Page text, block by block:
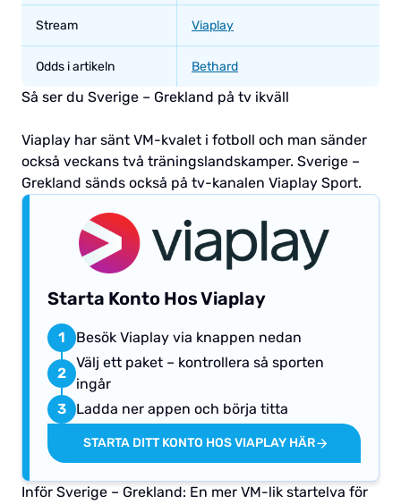
Stream Viaplay
Odds i artikeln Bethard
Så ser du Sverige – Grekland på tv ikväll
Viaplay har sänt VM-kvalet i fotboll och man sänder
också veckans två träningslandskamper. Sverige –
Grekland sänds också på tv-kanalen Viaplay Sport.
Starta Konto Hos Viaplay
1 Besök Viaplay via knappen nedan
2
Välj ett paket – kontrollera så sporten
ingår
3
Ladda ner appen och börja titta
STARTA DITT KONTO HOS VIAPLAY HÄR
Inför Sverige – Grekland: En mer VM-lik startelva för